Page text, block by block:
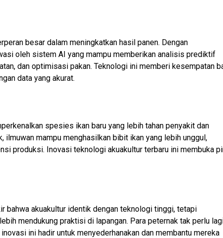
besar dalam meningkatkan hasil panen. Dengan
oleh sistem AI yang mampu memberikan analisis prediktif
dan optimisasi pakan. Teknologi ini memberi kesempatan
data yang akurat.
spesies ikan baru yang lebih tahan penyakit dan
mampu menghasilkan bibit ikan yang lebih unggul,
produksi. Inovasi teknologi akuakultur terbaru ini membuka
bahwa akuakultur identik dengan teknologi tinggi, tetapi
mendukung praktisi di lapangan. Para peternak tak perlu
ini hadir untuk menyederhanakan dan membantu mereka